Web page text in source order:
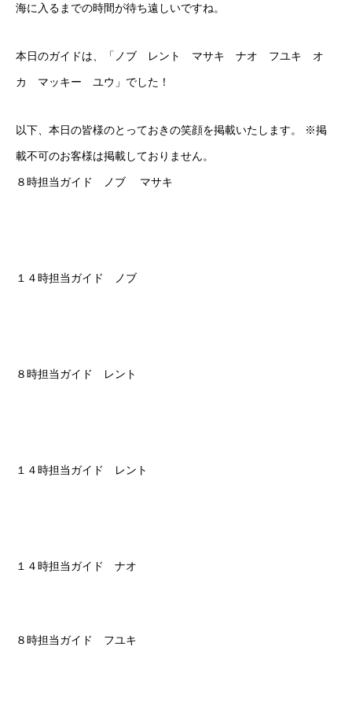
海に入るまでの時間が待ち遠しいですね。
本日のガイドは、「ノブ レント マサキ ナオ フユキ オ
カ マッキー ユウ」でした！
以下、本日の皆様のとっておきの笑顔を掲載いたします。 ※掲
載不可のお客様は掲載しておりません。
８時担当ガイド ノブ マサキ
１４時担当ガイド ノブ
８時担当ガイド レント
１４時担当ガイド レント
１４時担当ガイド ナオ
８時担当ガイド フユキ